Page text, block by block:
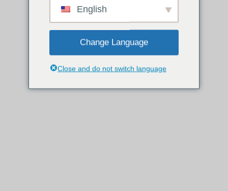
English
Change Language
Close and do not switch language